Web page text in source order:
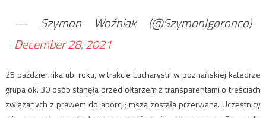
— Szymon Woźniak (@SzymonIgoronco)
December 28, 2021
25 października ub. roku, w trakcie Eucharystii w poznańskiej katedrze
grupa ok. 30 osób stanęła przed ołtarzem z transparentami o treściach
związanych z prawem do aborcji; msza została przerwana. Uczestnicy